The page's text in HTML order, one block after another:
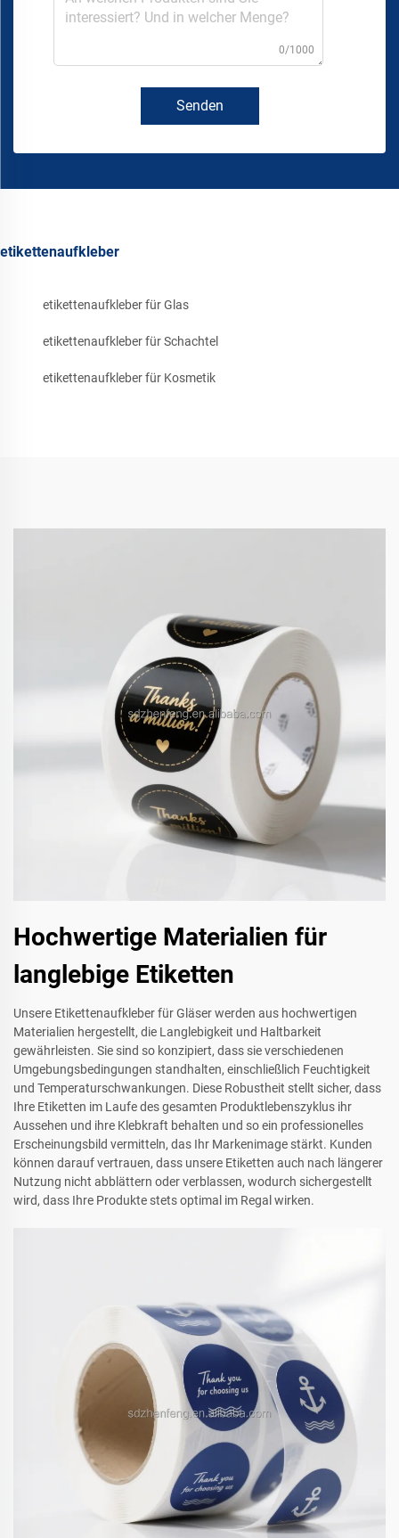
0/1000
Senden
etikettenaufkleber
etikettenaufkleber für Glas
etikettenaufkleber für Schachtel
etikettenaufkleber für Kosmetik
Hochwertige Materialien für
langlebige Etiketten
Unsere Etikettenaufkleber für Gläser werden aus hochwertigen
Materialien hergestellt, die Langlebigkeit und Haltbarkeit
gewährleisten. Sie sind so konzipiert, dass sie verschiedenen
Umgebungsbedingungen standhalten, einschließlich Feuchtigkeit
und Temperaturschwankungen. Diese Robustheit stellt sicher, dass
Ihre Etiketten im Laufe des gesamten Produktlebenszyklus ihr
Aussehen und ihre Klebkraft behalten und so ein professionelles
Erscheinungsbild vermitteln, das Ihr Markenimage stärkt. Kunden
können darauf vertrauen, dass unsere Etiketten auch nach längerer
Nutzung nicht abblättern oder verblassen, wodurch sichergestellt
wird, dass Ihre Produkte stets optimal im Regal wirken.